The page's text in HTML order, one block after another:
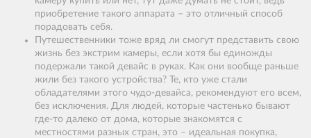
приобретение такого аппарата – это отличный способ
порадовать себя.
Путешественники тоже вряд ли смогут представить свою
жизнь без экстрим камеры, если хотя бы единожды
подержали такой девайс в руках. Как они вообще раньше
жили без такого устройства? Те, кто уже стали
обладателями этого чудо-девайса, рекомендуют его всем,
без исключения. Для людей, которые частенько бывают
где-то далеко от дома, которые знакомятся с
местностями разных стран, это – идеальная покупка,